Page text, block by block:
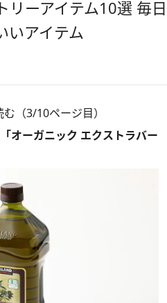
リーアイテム10選 毎日
いアイテム
（3/10ページ目）
オーガニック エクストラバー